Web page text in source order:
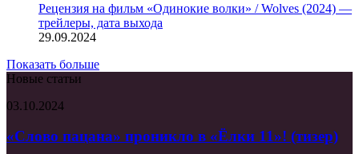
Рецензия на фильм «Одинокие волки» / Wolves (2024) —
трейлеры, дата выхода
29.09.2024
Показать больше
Новые статьи
«Слово
проникло
03.10.2024
«Слово пацана» проникло в «Ёлки 11»! (тизер)